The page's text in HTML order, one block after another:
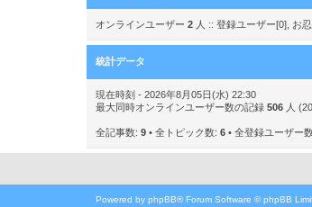
オンラインユーザー 2 人 :: 登録ユーザー[0], お
統計データ
現在時刻 - 2026年8月05日(水) 22:30
最大同時オンラインユーザー数の記録 506 人
全記事数: 9 • 全トピック数: 6 • 全登録ユーザー
Powered by phpBB® Forum Software © phpBB